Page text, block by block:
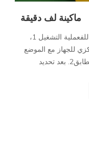
ماكينة لف دقيقة
آلة اللف الدقيقة، آلة اللف المؤازرة، آلة اللفعملية التشغيل 1،
المركزي للجهاز مع الموضع
المركزي للعجلة السلكية لمنفذ الجهاز المطابق2. بعد تحديد